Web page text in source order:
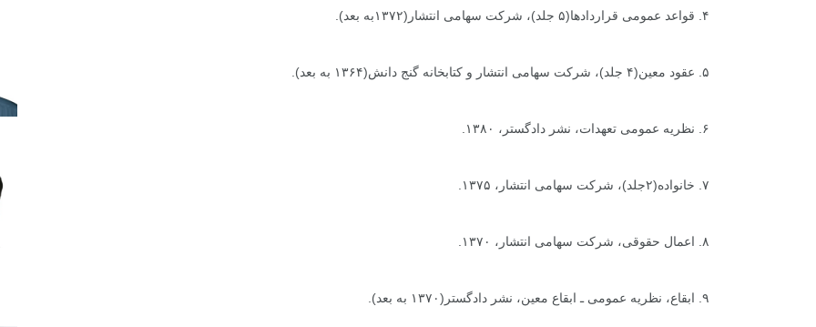
۴. قواعد عمومی قراردادها(۵ جلد)، شرکت سهامی انتشار(۱۳۷۲به بعد).
۵. عقود معین(۴ جلد)، شرکت سهامی انتشار و کتابخانه گنج دانش(۱۳۶۴ به بعد).
۶. نظریه عمومی تعهدات، نشر دادگستر، ۱۳۸۰.
۷. خانواده(۲جلد)، شرکت سهامی انتشار، ۱۳۷۵.
۸. اعمال حقوقی، شرکت سهامی انتشار، ۱۳۷۰.
۹. ابقاع، نظریه عمومی ـ ابقاع معین، نشر دادگستر(۱۳۷۰ به بعد).